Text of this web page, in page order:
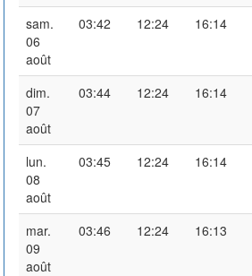
sam.
06
août
03:42 12:24 16:14
dim.
07
août
03:44 12:24 16:14
lun.
08
août
03:45 12:24 16:14
mar.
09
août
03:46 12:24 16:13